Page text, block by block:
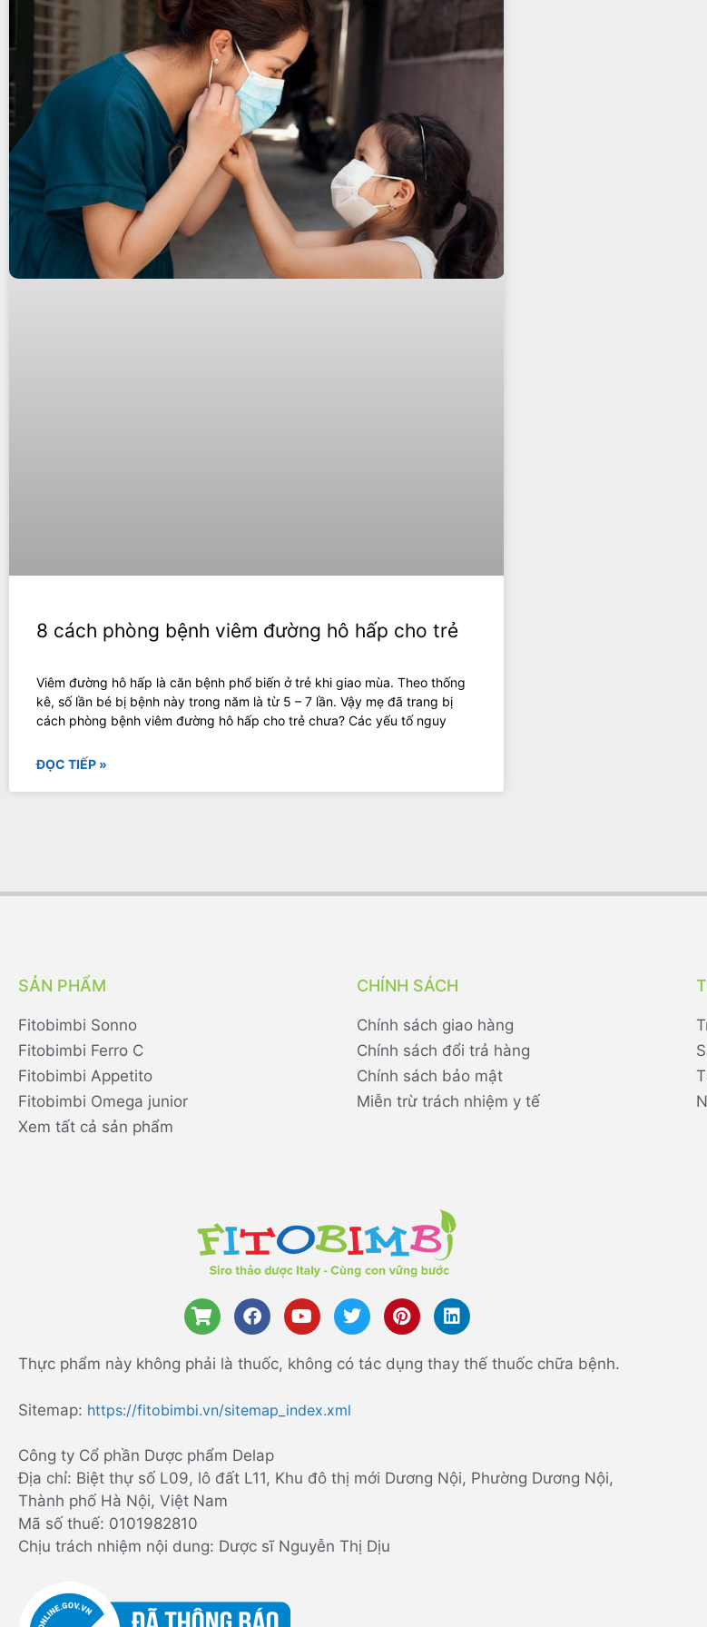
8 cách phòng bệnh viêm đường hô hấp cho trẻ
Viêm đường hô hấp là căn bệnh phổ biến ở trẻ khi giao mùa. Theo thống
kê, số lần bé bị bệnh này trong năm là từ 5 – 7 lần. Vậy mẹ đã trang bị
cách phòng bệnh viêm đường hô hấp cho trẻ chưa? Các yếu tố nguy
ĐỌC TIẾP »
SẢN PHẨM
Fitobimbi Sonno
Fitobimbi Ferro C
Fitobimbi Appetito
Fitobimbi Omega junior
Xem tất cả sản phẩm
CHÍNH SÁCH
Chính sách giao hàng
Chính sách đổi trả hàng
Chính sách bảo mật
Miễn trừ trách nhiệm y tế
Thực phẩm này không phải là thuốc, không có tác dụng thay thế thuốc chữa bệnh.
Sitemap: https://fitobimbi.vn/sitemap_index.xml
Công ty Cổ phần Dược phẩm Delap
Địa chỉ: Biệt thự số L09, lô đất L11, Khu đô thị mới Dương Nội, Phường Dương Nội,
Thành phố Hà Nội, Việt Nam
Mã số thuế: 0101982810
Chịu trách nhiệm nội dung: Dược sĩ Nguyễn Thị Dịu